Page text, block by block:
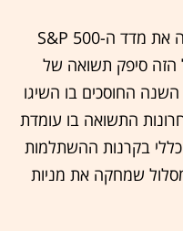
כשאלה התוצאות, המסלול שמחקה את מדד ה-S&P 500
הזה סיפק תשואה של
השנה החוסכים בו השיגו
האחרונות התשואה בו עומדת
הכללי בקרנות ההשתלמות
שמחקה את מניות